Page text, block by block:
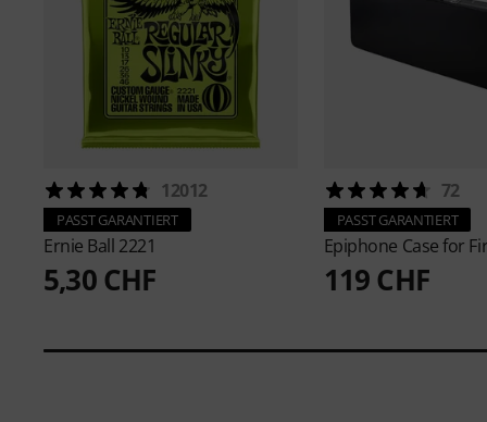
12012
PASST GARANTIERT
Ernie Ball 2221
5,30 CHF
72
PASST GARANTIERT
Epiphone Case for
119 CHF